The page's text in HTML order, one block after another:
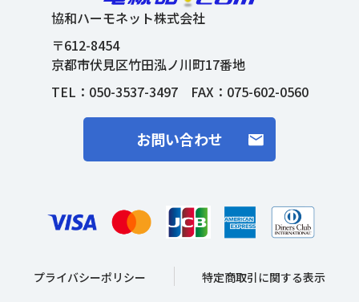
協和ハーモネット株式会社
〒612-8454
京都市伏見区竹田泓ノ川町17番地
TEL： 050-3537-3497FAX：075-602-0560
お問い合わせ
プライバシーポリシー
特定商取引に関する表示